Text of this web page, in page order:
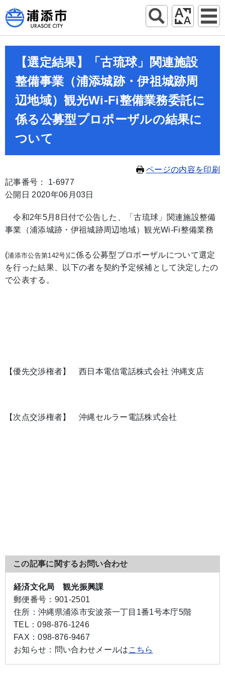
【選定結果】「古琉球」関連施設
整備事業（浦添城跡・伊祖城跡周
辺地域）観光Wi-Fi整備業務委託に
係る公募型プロポーザルの結果に
ついて
ページの内容を印刷
記事番号： 1-6977
公開日 2020年06月03日
令和2年5月8日付で公告した、「古琉球」関連施設整備
事業（浦添城跡・伊祖城跡周辺地域）観光Wi-Fi整備業務
(浦添市公告第142号)に係る公募型プロポーザルについて選定
を行った結果、以下の者を契約予定候補として決定したの
で公表する。
【優先交渉権者】 西日本電信電話株式会社 沖縄支店
【次点交渉権者】 沖縄セルラー電話株式会社
この記事に関するお問い合わせ
経済文化局 観光振興課
郵便番号： 901-2501
住所： 沖縄県浦添市安波茶一丁目1番1号本庁5階
TEL：098-876-1246
FAX：098-876-9467
お知らせ： 問い合わせメールは こちら